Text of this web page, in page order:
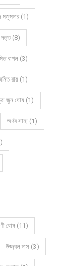
(1)
দত্ত (8)
বাগল (3)
রায় (1)
জুন ঘোষ (1)
অর্ণব সাহা (1)
ঘোষ (11)
উজ্জ্বল দাস (3)